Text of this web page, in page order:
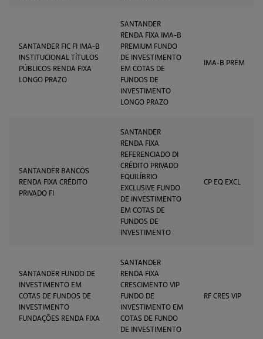
SANTANDER FIC FI IMA-B
INSTITUCIONAL TÍTULOS
PÚBLICOS RENDA FIXA
LONGO PRAZO
SANTANDER
RENDA FIXA IMA-B
PREMIUM FUNDO
DE INVESTIMENTO
EM COTAS DE
FUNDOS DE
INVESTIMENTO
LONGO PRAZO
IMA-B PREM
SANTANDER BANCOS
RENDA FIXA CRÉDITO
PRIVADO FI
SANTANDER
RENDA FIXA
REFERENCIADO DI
CRÉDITO PRIVADO
EQUILÍBRIO
EXCLUSIVE FUNDO
DE INVESTIMENTO
EM COTAS DE
FUNDOS DE
INVESTIMENTO
CP EQ EXCL
SANTANDER FUNDO DE
INVESTIMENTO EM
COTAS DE FUNDOS DE
INVESTIMENTO
FUNDAÇÕES RENDA FIXA
SANTANDER
RENDA FIXA
CRESCIMENTO VIP
FUNDO DE
INVESTIMENTO EM
COTAS DE FUNDO
DE INVESTIMENTO
RF CRES VIP